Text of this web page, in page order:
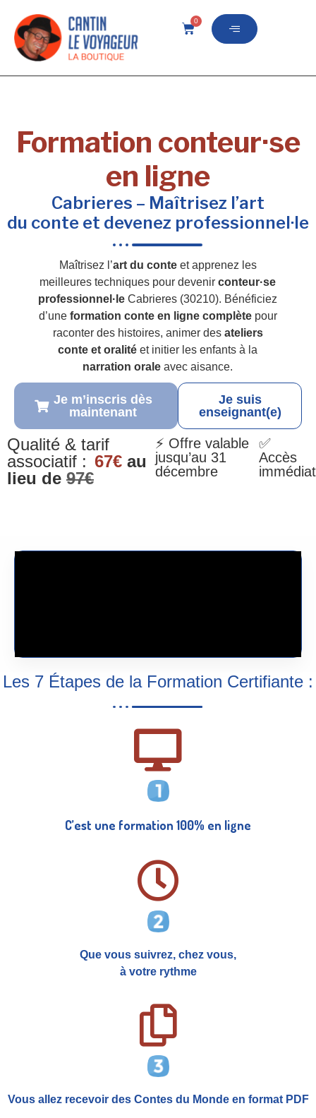
0
Formation conteur·se
en ligne
Cabrieres – Maîtrisez l’art
du conte et devenez professionnel·le
Maîtrisez l’art du conteet apprenez les
meilleures techniques pour devenirconteur·se
professionnel·le Cabrieres (30210). Bénéficiez
d’une formation conte en ligne complètepour
raconter des histoires, animer des ateliers
conte et oralité et initier les enfants à la
narration orale avec aisance.
Je m’inscris dès
maintenant
Je suis
enseignant(e)
Qualité & tarif
associatif : 67€ au
lieu de 97€
⚡ Offre valable
jusqu’au 31
décembre
✅
Accès
immédiat
Les 7 Étapes de la Formation Certifiante :
C’est une formation 100% en ligne
Que vous suivrez, chez vous,
à votre rythme
Vous allez recevoir des Contes du Monde en format PDF